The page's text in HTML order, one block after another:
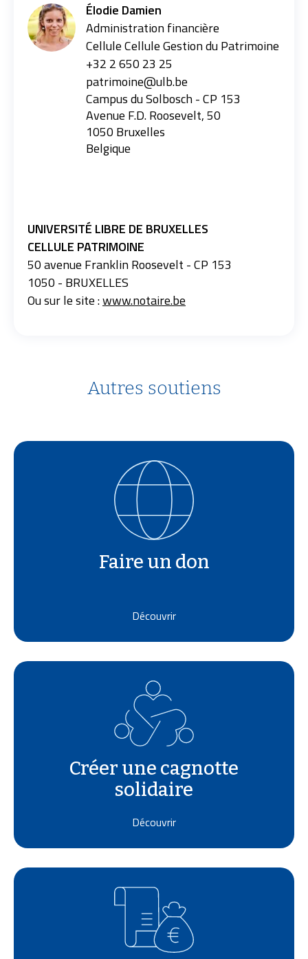
Élodie Damien
Administration financière
Cellule Cellule Gestion du Patrimoine
+32 2 650 23 25
patrimoine@ulb.be
Campus du Solbosch - CP 153
Avenue F.D. Roosevelt, 50
1050 Bruxelles
Belgique
UNIVERSITÉ LIBRE DE BRUXELLES
CELLULE PATRIMOINE
50 avenue Franklin Roosevelt - CP 153
1050 - BRUXELLES
Ou sur le site :www.notaire.be
Autres soutiens
Faire un don
Découvrir
Créer une cagnotte
solidaire
Découvrir